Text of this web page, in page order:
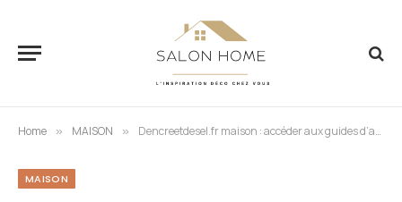
Home » MAISON » Dencreetdesel.fr maison : accéder aux guides d’aménagement, de bricolage et d’entretien
MAISON